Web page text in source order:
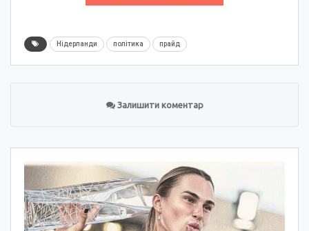
Нідерланди політика прайд
Залишити коментар